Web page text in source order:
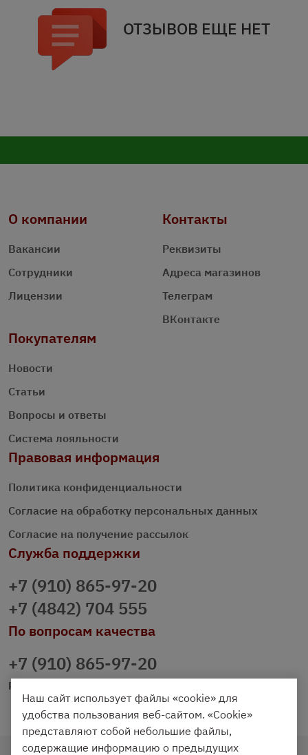
ОТЗЫВОВ ЕЩЕ НЕТ
О компании
Вакансии
Сотрудники
Лицензии
Контакты
Реквизиты
Адреса магазинов
Телеграм
ВКонтакте
Покупателям
Новости
Статьи
Вопросы и ответы
Система лояльности
Правовая информация
Политика конфиденциальности
Согласие на обработку персональных данных
Согласие на получение рассылок
Служба поддержки
+7 (910) 865-97-20
+7 (4842) 704 555
По вопросам качества
+7 (910) 865-97-20
prazdnichniy40@palmi.ru
Наш сайт использует файлы «cookie» для
удобства пользования веб-сайтом. «Cookie»
представляют собой небольшие файлы,
содержащие информацию о предыдущих